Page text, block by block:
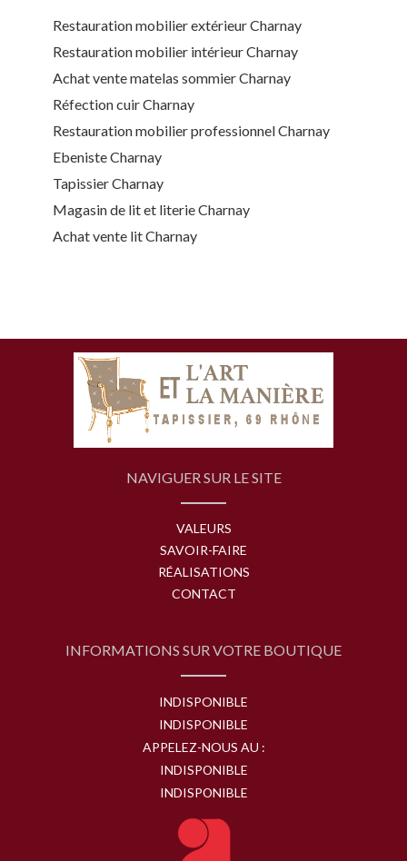
Restauration mobilier extérieur Charnay
Restauration mobilier intérieur Charnay
Achat vente matelas sommier Charnay
Réfection cuir Charnay
Restauration mobilier professionnel Charnay
Ebeniste Charnay
Tapissier Charnay
Magasin de lit et literie Charnay
Achat vente lit Charnay
NAVIGUER SUR LE SITE
VALEURS
SAVOIR-FAIRE
RÉALISATIONS
CONTACT
INFORMATIONS SUR VOTRE BOUTIQUE
INDISPONIBLE
INDISPONIBLE
APPELEZ-NOUS AU :
INDISPONIBLE
INDISPONIBLE